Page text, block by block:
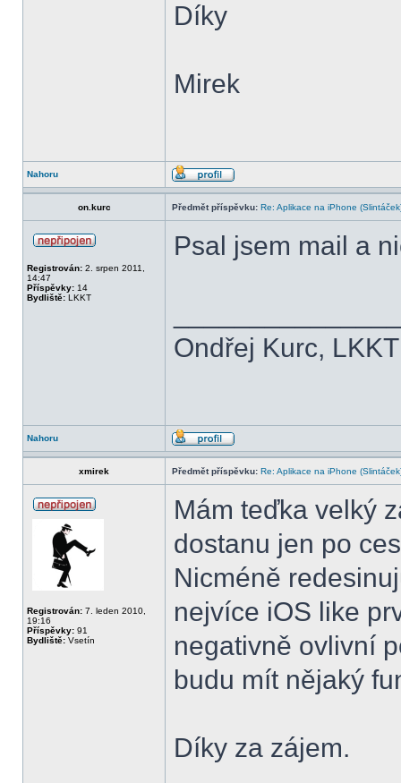
Díky
Mirek
Nahoru
on.kurc Předmět příspěvku: Re: Aplikace na iPhone
Registrován: 2. srpen 2011,
14:47
Příspěvky: 14
Bydliště: LKKT
Psal jsem mail a
Ondřej Kurc, LKKT
Nahoru
xmirek Předmět příspěvku: Re: Aplikace na iPhone
Registrován: 7. leden 2010,
19:16
Příspěvky: 91
Bydliště: Vsetín
Mám teďka velký
dostanu jen po
Nicméně
nejvíce iOS like
negativně ovlivní
budu mít nějaký
Díky za zájem.